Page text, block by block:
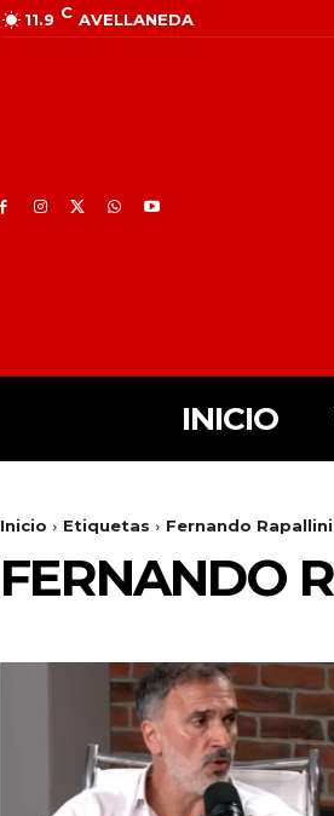
11.9 C AVELLANEDA
INICIO
Inicio Etiquetas Fernando Rapallini
FERNANDO